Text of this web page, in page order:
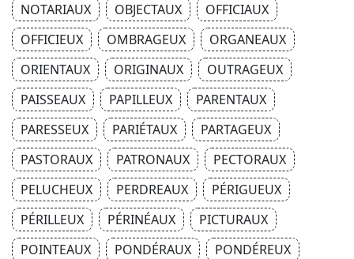
NOTARIAUX
OBJECTAUX
OFFICIAUX
OFFICIEUX
OMBRAGEUX
ORGANEAUX
ORIENTAUX
ORIGINAUX
OUTRAGEUX
PAISSEAUX
PAPILLEUX
PARENTAUX
PARESSEUX
PARIÉTAUX
PARTAGEUX
PASTORAUX
PATRONAUX
PECTORAUX
PELUCHEUX
PERDREAUX
PÉRIGUEUX
PÉRILLEUX
PÉRINÉAUX
PICTURAUX
POINTEAUX
PONDÉRAUX
PONDÉREUX